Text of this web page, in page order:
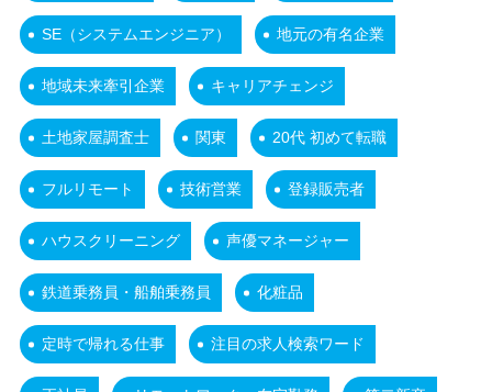
SE（システムエンジニア） 地元の有名企業
地域未来牽引企業 キャリアチェンジ
土地家屋調査士 関東 20代 初めて転職
フルリモート 技術営業 登録販売者
ハウスクリーニング 声優マネージャー
鉄道乗務員・船舶乗務員 化粧品
定時で帰れる仕事 注目の求人検索ワード